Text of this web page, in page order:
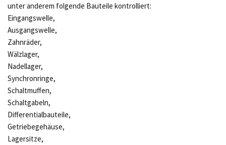
unter anderem folgende Bauteile kontrolliert:
Eingangswelle,
Ausgangswelle,
Zahnräder,
Wälzlager,
Nadellager,
Synchronringe,
Schaltmuffen,
Schaltgabeln,
Differentialbauteile,
Getriebegehäuse,
Lagersitze,